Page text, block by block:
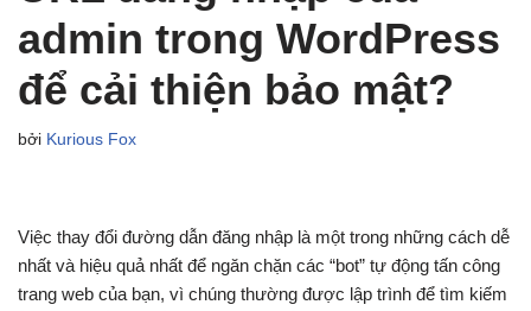
admin trong WordPress
để cải thiện bảo mật?
bởi Kurious Fox
Việc thay đổi đường dẫn đăng nhập là một trong những cách dễ
nhất và hiệu quả nhất để ngăn chặn các “bot” tự động tấn công
trang web của bạn, vì chúng thường được lập trình để tìm kiếm